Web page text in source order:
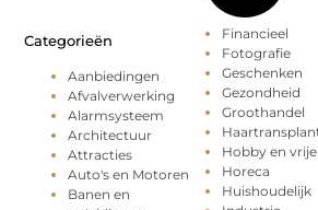
Categorieën
Aanbiedingen
Afvalverwerking
Alarmsysteem
Architectuur
Attracties
Auto's en Motoren
Banen en
Financieel
Fotografie
Geschenken
Gezondheid
Groothandel
Hobby en
Horeca
Huishoudelijk